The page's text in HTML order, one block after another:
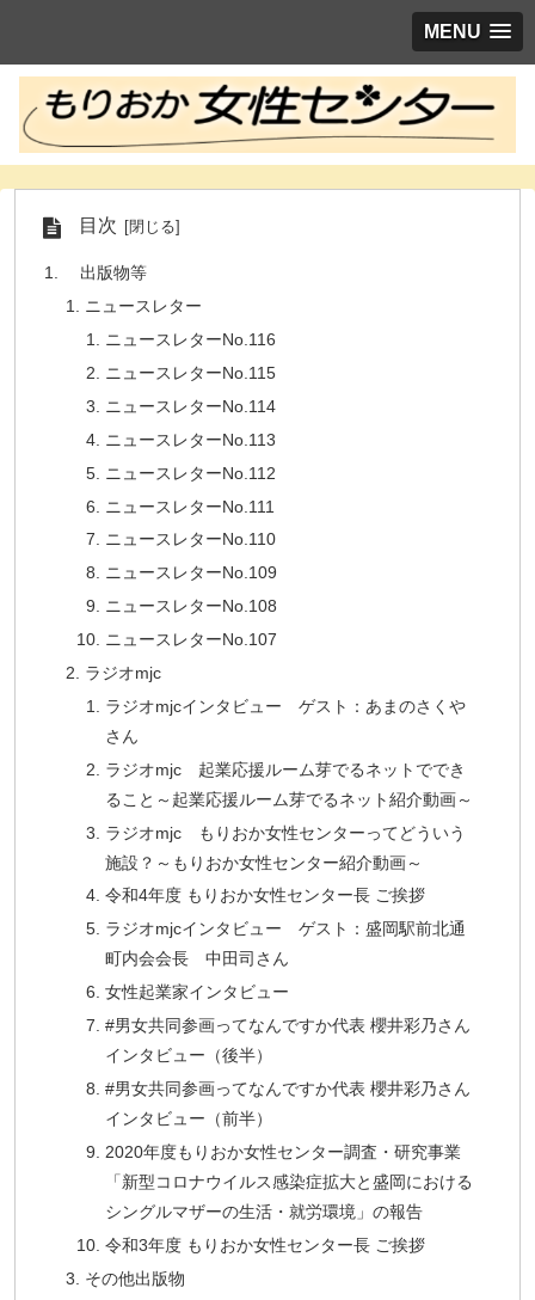
MENU
目次
出版物等
ニュースレター
ニュースレターNo.116
ニュースレターNo.115
ニュースレターNo.114
ニュースレターNo.113
ニュースレターNo.112
ニュースレターNo.111
ニュースレターNo.110
ニュースレターNo.109
ニュースレターNo.108
ニュースレターNo.107
ラジオmjc
ラジオmjcインタビュー ゲスト：あまのさくや
さん
ラジオmjc 起業応援ルーム芽でるネットででき
ること～起業応援ルーム芽でるネット紹介動画～
ラジオmjc もりおか女性センターってどういう
施設？～もりおか女性センター紹介動画～
令和4年度 もりおか女性センター長 ご挨拶
ラジオmjcインタビュー ゲスト：盛岡駅前北通
町内会会長 中田司さん
女性起業家インタビュー
#男女共同参画ってなんですか代表 櫻井彩乃さん
インタビュー（後半）
#男女共同参画ってなんですか代表 櫻井彩乃さん
インタビュー（前半）
2020年度もりおか女性センター調査・研究事業
「新型コロナウイルス感染症拡大と盛岡における
シングルマザーの生活・就労環境」の報告
令和3年度 もりおか女性センター長 ご挨拶
その他出版物